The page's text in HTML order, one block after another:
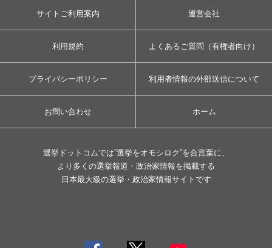
サイトご利用案内 運営会社
利用規約 よくあるご質問（有権者向け）
プライバシーポリシー 利用者情報の外部送信について
お問い合わせ ホーム
選挙ドットコムでは”選挙をオモシロク”を合言葉に、
より多くの選挙報道・政治家情報を掲載する
日本最大級の選挙・政治家情報サイトです